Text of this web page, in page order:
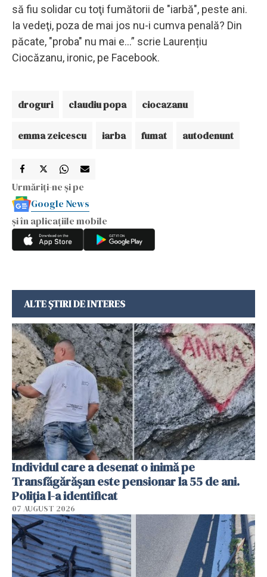
să fiu solidar cu toţi fumătorii de "iarbă", peste ani.
Ia vedeţi, poza de mai jos nu-i cumva penală? Din
păcate, "proba" nu mai e...” scrie Laurențiu
Ciocăzanu, ironic, pe Facebook.
droguri claudiu popa ciocazanu
emma zeicescu iarba fumat autodenunt
Urmăriți-ne și pe
Google News
și în aplicațiile mobile
ALTE ȘTIRI DE INTERES
Individul care a desenat o inimă pe
Transfăgărășan este pensionar la 55 de ani.
Poliția l-a identificat
07 AUGUST 2026